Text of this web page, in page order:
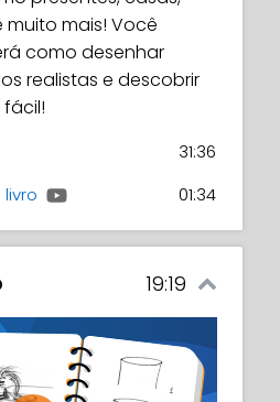
mais! Você
como desenhar
realistas e descobrir
31:36
01:34
19:19